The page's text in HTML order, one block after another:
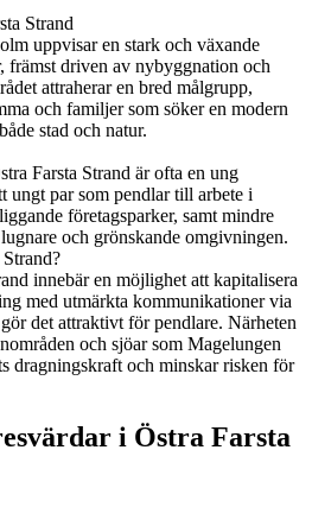
Strand
uppvisar en stark och växande
främst driven av nybyggnation och
attraherar en bred målgrupp,
och familjer som söker en modern
stad och natur.
Farsta Strand är ofta en ung
ungt par som pendlar till arbete i
företagsparker, samt mindre
och grönskande omgivningen.
innebär en möjlighet att kapitalisera
med utmärkta kommunikationer via
det attraktivt för pendlare. Närheten
och sjöar som Magelungen
dragningskraft och minskar risken för
i Östra Farsta